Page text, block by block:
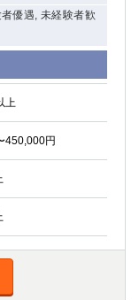
優遇, 未経験者歓
上
450,000円